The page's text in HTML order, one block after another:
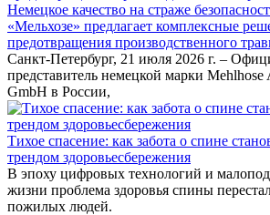
Немецкое качество на страже
«Мельхозе» предлагает комплексные
предотвращения производственного
Санкт-Петербург, 21 июля 2026 г. –
представитель немецкой марки Mehlhose
GmbH в России,
Тихое спасение: как забота о спине
трендом здоровьесбережения
В эпоху цифровых технологий и
жизни проблема здоровья спины
пожилых людей.